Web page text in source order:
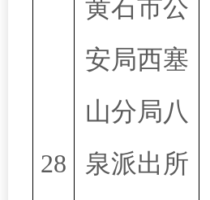
28
黄石市公
安局西塞
山分局八
泉派出所